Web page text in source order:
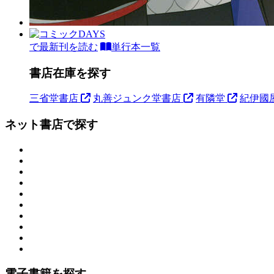
で最新刊を読む 単行本一覧
書店在庫を探す
三省堂書店 丸善ジュンク堂書店 有隣堂 紀伊國
ネット書店で探す